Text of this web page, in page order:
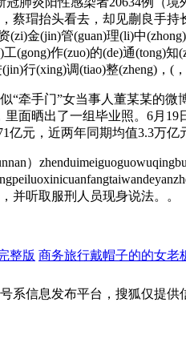
蔡瑁抬头看去，却见蒯良
(zi)金(jin)管(guan)理(li)中
(gong)作(zuo)的(de)通(tong)
行(xing)调(tiao)整(zheng)，(
手门”女当事人董某某的微
里面晒出了一组毕业照。6
亿元，近两年同期均值3.3万
）
并听取服刑人员现身说法。。
整版 商务旅行戴帽子的的女老
系信息发布平台，搜狐仅提供